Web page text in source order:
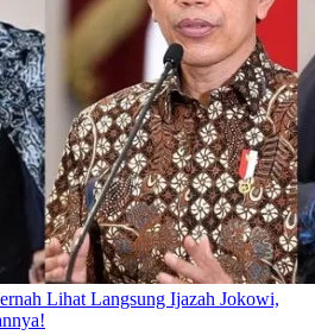
Lihat Langsung Ijazah Jokowi,